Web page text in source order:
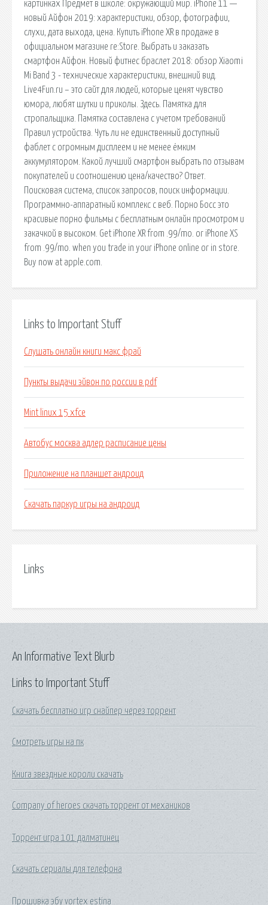
картинках Предмет в школе: окружающий мир. iPhone 11 —
новый Айфон 2019: характеристики, обзор, фотографии,
слухи, дата выхода, цена. Купить iPhone XR в продаже в
официальном магазине re:Store. Выбрать и заказать
смартфон Айфон. Новый фитнес браслет 2018: обзор Xiaomi
Mi Band 3 - технические характеристики, внешний вид.
Live4Fun.ru – это сайт для людей, которые ценят чувство
юмора, любят шутки и приколы. Здесь. Памятка для
стропальщика. Памятка составлена с учетом требований
Правил устройства. Чуть ли не единственный доступный
фаблет с огромным дисплеем и не менее ёмким
аккумулятором. Какой лучший смартфон выбрать по отзывам
покупателей и соотношению цена/качество? Ответ.
Поисковая сиcтема, список запросов, поиск информации.
Программно-аппаратный комплекс с веб. Порно Босс это
красивые порно фильмы с бесплатным онлайн просмотром и
закачкой в высоком. Get iPhone XR from .99/mo. or iPhone XS
from .99/mo. when you trade in your iPhone online or in store.
Buy now at apple.com.
Links to Important Stuff
Слушать онлайн книги макс фрай
Пункты выдачи эйвон по россии в pdf
Mint linux 15 xfce
Автобус москва адлер расписание цены
Приложение на планшет андроид
Скачать паркур игры на андроид
Links
Links to Important Stuff
Скачать бесплатно игр снайпер через торрент
Смотреть игры на пк
Книга звездные короли скачать
Company of heroes скачать торрент от механиков
Торрент игра 101 далматинец
Скачать сериалы для телефона
Прошивка эбу vortex estina
An Informative Text Blurb